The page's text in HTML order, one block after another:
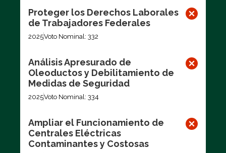
Proteger los Derechos Laborales
de Trabajadores Federales
2025Voto Nominal: 332
Análisis Apresurado de
Oleoductos y Debilitamiento de
Medidas de Seguridad
2025Voto Nominal: 334
Ampliar el Funcionamiento de
Centrales Eléctricas
Contaminantes y Costosas